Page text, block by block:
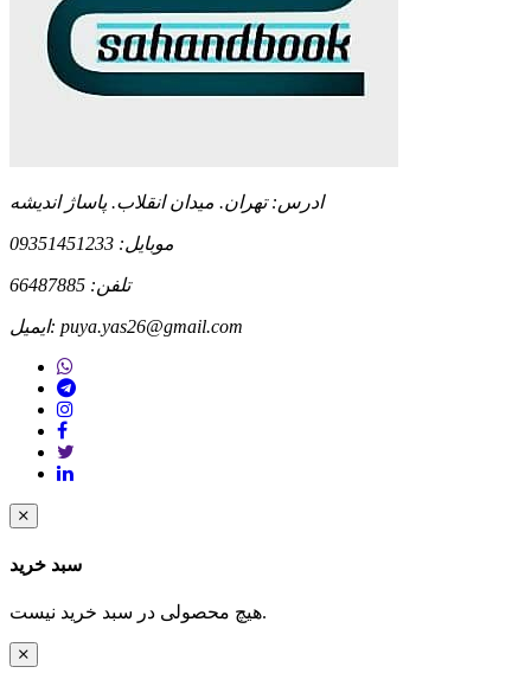
ادرس: تهران. میدان انقلاب. پاساژ اندیشه
موبایل:
تلفن: 66487885
ایمیل: puya.yas26@gmail.com
سبد خرید
هیچ محصولی در سبد خرید نیست.